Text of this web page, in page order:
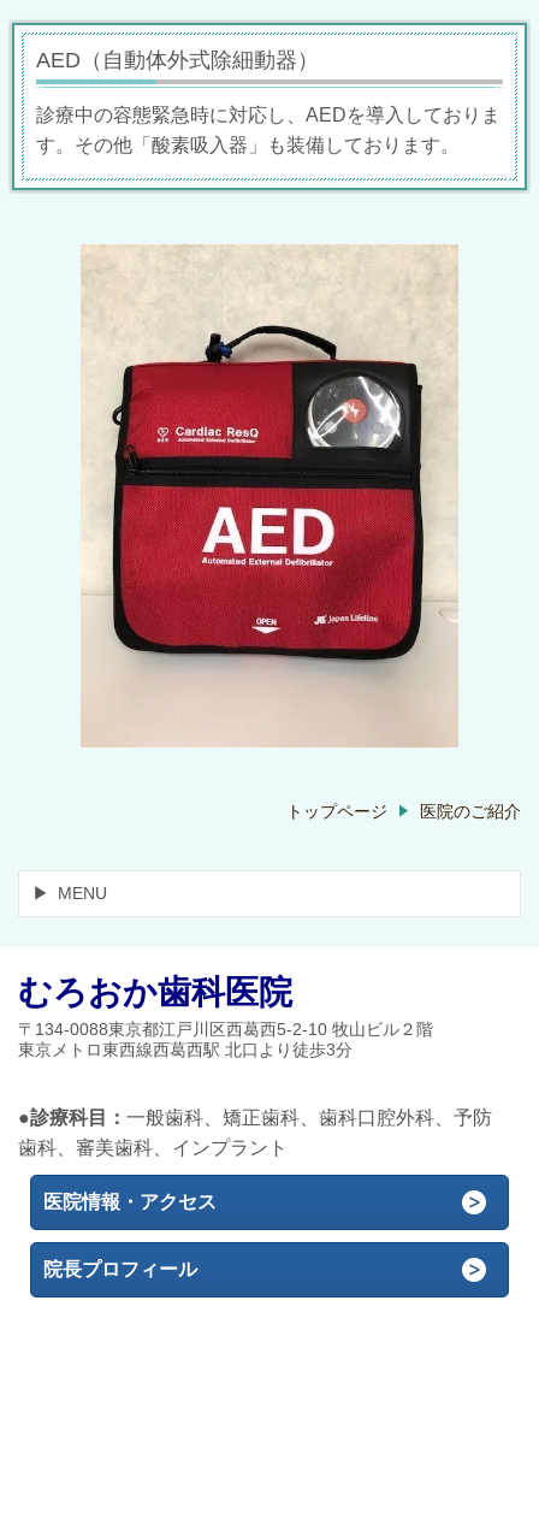
AED（自動体外式除細動器）
診療中の容態緊急時に対応し、AEDを導入しておりま
す。その他「酸素吸入器」も装備しております。
トップページ 医院のご紹介
MENU
むろおか歯科医院
〒134-0088東京都江戸川区西葛西5-2-10 牧山ビル２階
東京メトロ東西線西葛西駅 北口より徒歩3分
●診療科目： 一般歯科、矯正歯科、歯科口腔外科、予防
歯科、審美歯科、インプラント
医院情報・アクセス
院長プロフィール